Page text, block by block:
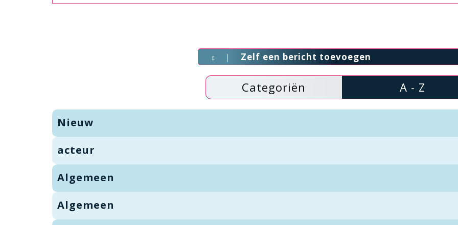
Zelf een bericht toevoegen
Categoriën A - Z
Nieuw
acteur
Algemeen
Algemeen